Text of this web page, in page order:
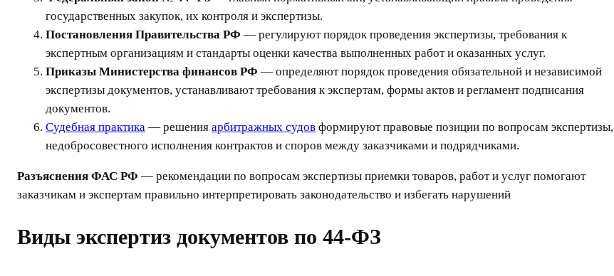
государственных закупок, их контроля и экспертизы.
Постановления Правительства РФ — регулируют порядок проведения экспертизы, требования к
экспертным организациям и стандарты оценки качества выполненных работ и оказанных услуг.
Приказы Министерства финансов РФ — определяют порядок проведения обязательной и независимой
экспертизы документов, устанавливают требования к экспертам, формы актов и регламент подписания
документов.
Судебная практика — решения арбитражных судов формируют правовые позиции по вопросам экспертизы,
недобросовестного исполнения контрактов и споров между заказчиками и подрядчиками.
Разъяснения ФАС РФ — рекомендации по вопросам экспертизы приемки товаров, работ и услуг помогают
заказчикам и экспертам правильно интерпретировать законодательство и избегать нарушений
Виды экспертиз документов по 44-ФЗ